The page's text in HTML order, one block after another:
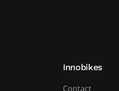
Innobikes
Contact